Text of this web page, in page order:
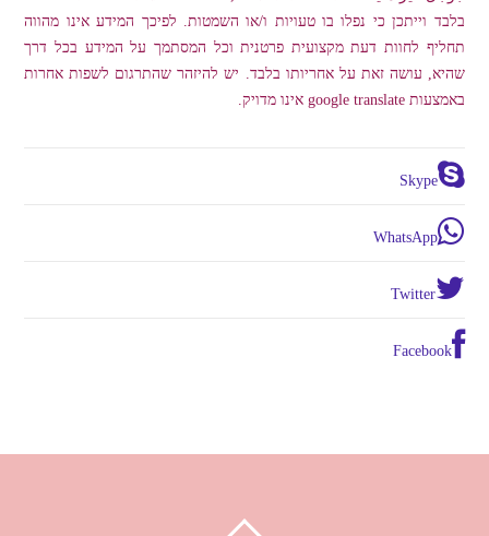
בלבד וייתכן כי נפלו בו טעויות ו/או השמטות. לפיכך המידע אינו מהווה
תחליף לחוות דעת מקצועית פרטנית וכל המסתמך על המידע בכל דרך
שהיא, עושה זאת על אחריותו בלבד. יש להיזהר שהתרגום לשפות אחרות
באמצעות google translate אינו מדויק.
Skype
WhatsApp
Twitter
Facebook